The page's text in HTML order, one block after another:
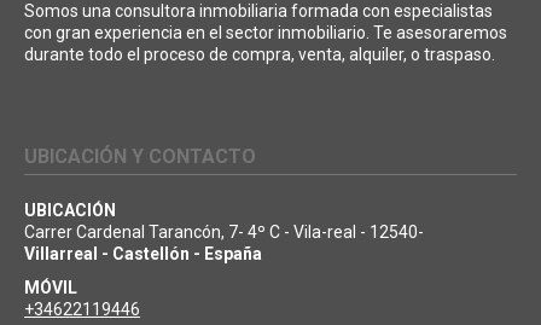
Somos una consultora inmobiliaria formada con especialistas
con gran experiencia en el sector inmobiliario. Te asesoraremos
durante todo el proceso de compra, venta, alquiler, o traspaso.
UBICACIÓN Y CONTACTO
UBICACIÓN
Carrer Cardenal Tarancón, 7- 4º C - Vila-real - 12540-
Villarreal - Castellón - España
MÓVIL
+34622119446